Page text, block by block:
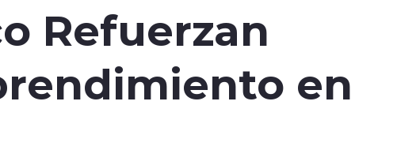
Refuerzan
en